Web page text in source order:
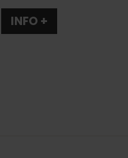
INFO +